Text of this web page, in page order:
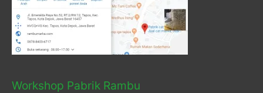
Workshop Pabrik Rambu